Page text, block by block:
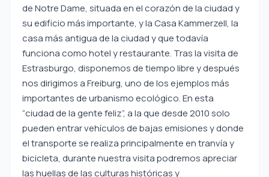
de Notre Dame, situada en el corazón de la ciudad y
su edificio más importante, y la Casa Kammerzell, la
casa más antigua de la ciudad y que todavía
funciona como hotel y restaurante. Tras la visita de
Estrasburgo, disponemos de tiempo libre y después
nos dirigimos a Freiburg, uno de los ejemplos más
importantes de urbanismo ecológico. En esta
“ciudad de la gente feliz”, a la que desde 2010 solo
pueden entrar vehículos de bajas emisiones y donde
el transporte se realiza principalmente en tranvía y
bicicleta, durante nuestra visita podremos apreciar
las huellas de las culturas históricas y